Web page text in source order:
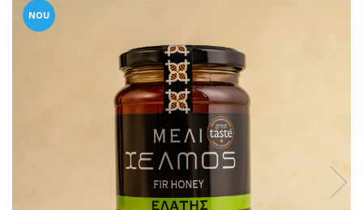
OȚETURI ȘI SOSURI
SOSURI
FĂINĂ FĂRĂ GLUTEN
BĂUTURI / LAPTE VEGETAL
CREME ȘI PASTE TARTINABILE
CIOCOLATĂ ȘI CACAO
NOU